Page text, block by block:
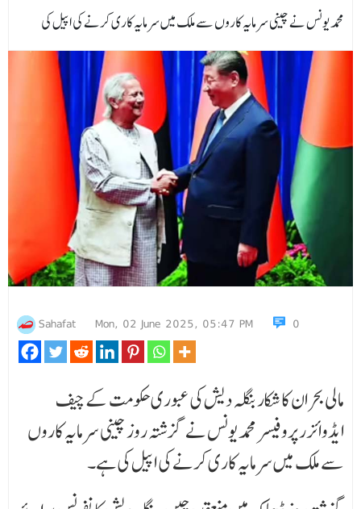
محمد یونس نے چینی سرمایہ کاروں سے ملک میں سرمایہ کاری کرنے کی اپیل کی
Sahafat Mon, 02 June 2025, 05:47 PM 0
مالی بحران کا شکار بنگلہ دیش کی عبوری حکومت کے چیف
ایڈوائزر پروفیسر محمد یونس نے گزشتہ روز چینی سرمایہ کاروں
سے ملک میں سرمایہ کاری کرنے کی اپیل کی ہے۔